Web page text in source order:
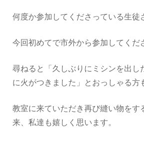
何度か参加してくださっている生徒
今回初めてで市外から参加してくだ
尋ねると「久しぶりにミシンを出し
に火がつきました」とおっしゃる方
教室に来ていただき再び縫い物をす
来、私達も嬉しく思います。